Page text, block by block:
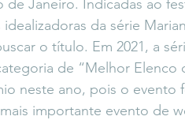
Janeiro. Indicadas ao
da série
o título. Em 2021, a
de “Melhor Elenco
neste ano, pois o evento
importante evento de